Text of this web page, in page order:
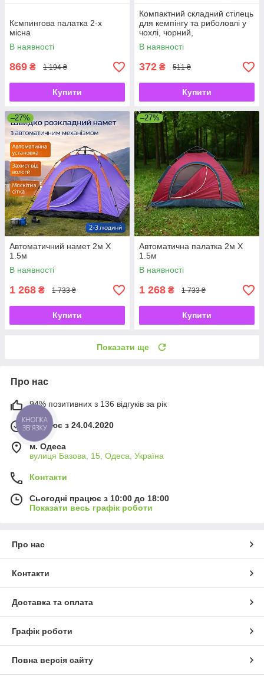
Кємпингова палатка 2-х
місна
В наявності
869 ₴ 1 194 ₴
Купити
Компактний складний стілець
для кемпінгу та риболовлі у
чохлі, чорний,
В наявності
372 ₴ 511 ₴
Купити
–27%
Автоматичний намет 2м Х
1.5м
В наявності
1 268 ₴ 1 733 ₴
Купити
–27%
Автоматична палатка 2м Х
1.5м
В наявності
1 268 ₴ 1 733 ₴
Купити
Показати ще
Про нас
94% позитивних з 136 відгуків за рік
Працює з 24.04.2020
м. Одеса
вулиця Базова, 15, Одеса, Україна
Контакти
Сьогодні працює з 10:00 до 18:00
Показати весь графік роботи
Про нас
Контакти
Доставка та оплата
Графік роботи
Повна версія сайту
КНОПКА
ЗВ'ЯЗКУ